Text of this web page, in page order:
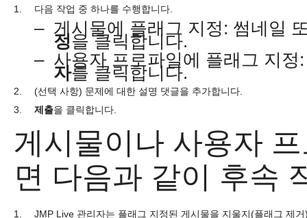
1. 다음 작업 중 하나를 수행합니다.
– 게시물에 플래그 지정: 썸네일
정을 클릭합니다.
– 사용자 프로파일에 플래그 지
자를 클릭합니다.
2.
(선택 사항) 문제에 대한 설명 댓글을 추가합니다.
3.
제출을 클릭합니다.
게시물이나 사용자
면 다음과 같이 후속
1. JMP Live 관리자는 플래그 지정된 게시물을 지울지(플래그 제